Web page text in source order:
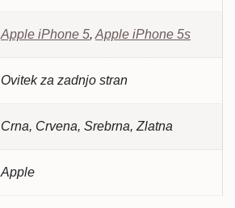
Apple iPhone 5, Apple iPhone 5s
Ovitek za zadnjo stran
Crna, Crvena, Srebrna, Zlatna
Apple